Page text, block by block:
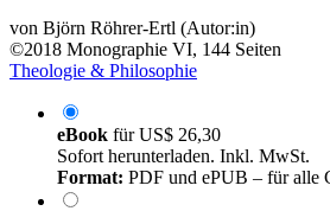
von Björn Röhrer-Ertl (Autor:in)
©2018 Monographie VI, 144 Seiten
Theologie & Philosophie
eBook fürUS$ 26,30
Sofort herunterladen. Inkl. MwSt.
Format: PDF und ePUB – für alle